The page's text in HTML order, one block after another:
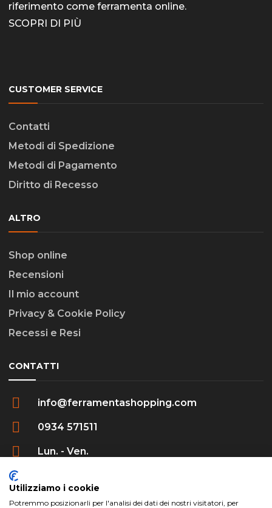
riferimento come ferramenta online.
SCOPRI DI PIÙ
CUSTOMER SERVICE
Contatti
Metodi di Spedizione
Metodi di Pagamento
Diritto di Recesso
ALTRO
Shop online
Recensioni
Il mio account
Privacy & Cookie Policy
Recessi e Resi
CONTATTI
info@ferramentashopping.com
0934 571511
Lun. - Ven.
Utilizziamo i cookie
Potremmo posizionarli per l'analisi dei dati dei nostri visitatori, per